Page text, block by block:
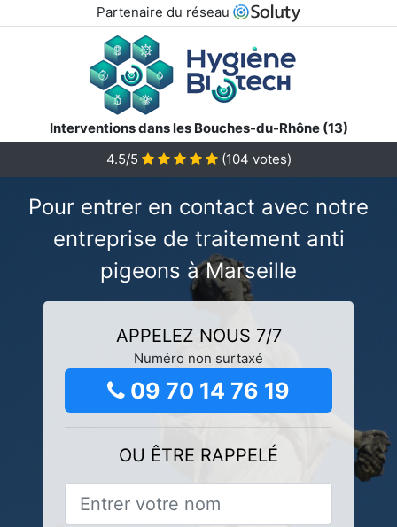
Partenaire du réseau
Interventions dans les Bouches-du-Rhône (13)
4.5/5
(104 votes)
Pour entrer en contact avec notre
entreprise de traitement anti
pigeons à Marseille
APPELEZ NOUS 7/7
Numéro non surtaxé
09 70 14 76 19
OU ÊTRE RAPPELÉ